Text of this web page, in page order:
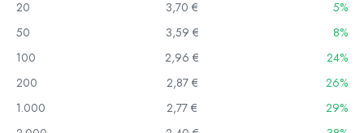
20
3,70 €
5%
50
3,59 €
8%
100
2,96 €
24%
200
2,87 €
26%
1.000
2,77 €
29%